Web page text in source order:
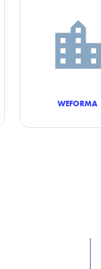
WEFORMA